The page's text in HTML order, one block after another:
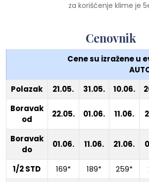
za korišćenje klime je
Cenovnik
Cene su izražene u
Polazak
21.05. 31.05. 10.06.
Boravak
od
22.05. 01.06. 11.06.
Boravak
do
01.06. 11.06. 21.06.
1/2 STD 169* 189* 259*